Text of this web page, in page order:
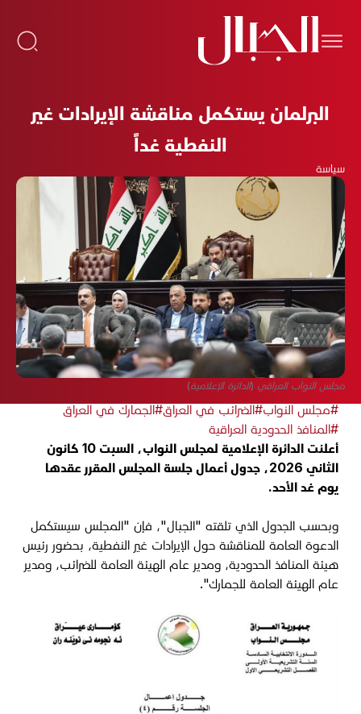
البرلمان يستكمل مناقشة الإيرادات غير
النفطية غداً
سياسة
مجلس النواب العراقي (الدائرة الإعلامية)
#مجلس النواب#الضرائب في العراق#الجمارك في العراق
#المنافذ الحدودية العراقية
أعلنت الدائرة الإعلامية لمجلس النواب، السبت 10 كانون
الثاني 2026، جدول أعمال جلسة المجلس المقرر عقدها
يوم غد الأحد.
وبحسب الجدول الذي تلقته "الجبال"، فإن "المجلس سيستكمل
الدعوة العامة للمناقشة حول الإيرادات غير النفطية، بحضور رئيس
هيئة المنافذ الحدودية، ومدير عام الهيئة العامة للضرائب، ومدير
عام الهيئة العامة للجمارك".